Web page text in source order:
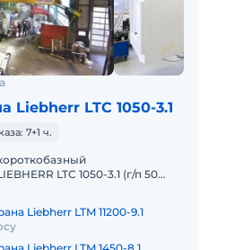
Liebherr LTC 1050-3.1
7+1 ч.
LTC 1050-3.1 (г/п 50
по бе
Liebherr LTM 11200-9.1